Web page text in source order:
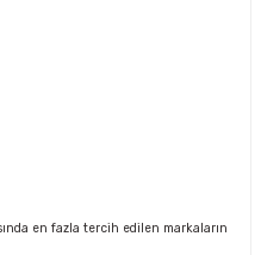
en fazla tercih edilen markaların